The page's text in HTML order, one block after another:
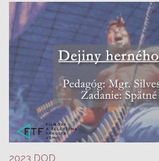
2023 DOD